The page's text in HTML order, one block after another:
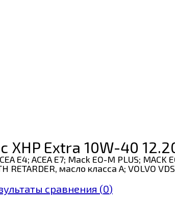
XHP Extra 10W-40
E4; ACEA E7; Mack EO-M PLUS;
RETARDER, масло класса A; VOLVO
сравнения (0)